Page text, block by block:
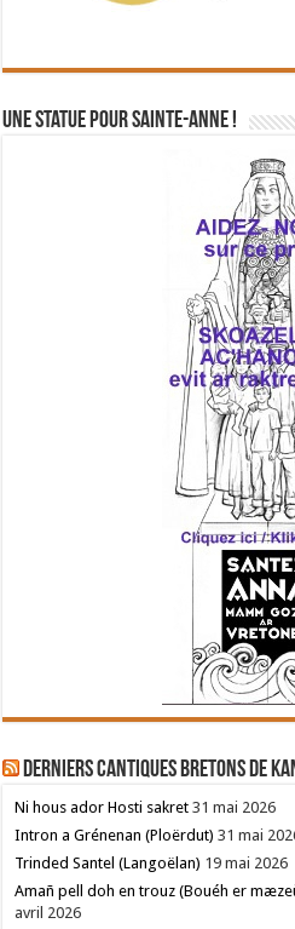
Une statue pour Sainte-Anne !
Derniers cantiques bretons de
Ni hous ador Hosti sakret 31 mai 2026
Intron a Grénenan (Ploërdut) 31 mai
Trinded Santel (Langoëlan) 19 mai 2026
Amañ pell doh en trouz (Bouéh er
avril 2026